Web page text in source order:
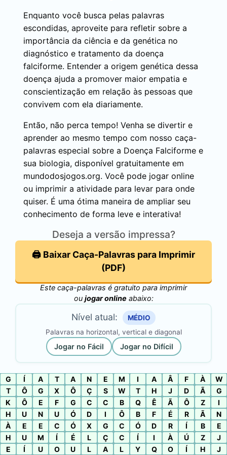
Enquanto você busca pelas palavras
escondidas, aproveite para refletir sobre a
importância da ciência e da genética no
diagnóstico e tratamento da doença
falciforme. Entender a origem genética dessa
doença ajuda a promover maior empatia e
conscientização em relação às pessoas que
convivem com ela diariamente.
Então, não perca tempo! Venha se divertir e
aprender ao mesmo tempo com nosso caça-
palavras especial sobre a Doença Falciforme e
sua biologia, disponível gratuitamente em
mundodosjogos.org. Você pode jogar online
ou imprimir a atividade para levar para onde
quiser. É uma ótima maneira de ampliar seu
conhecimento de forma leve e interativa!
Deseja a versão impressa?
🖨️ Baixar Caça-Palavras para Imprimir
(PDF)
Este caça-palavras é gratuito para imprimir
ou jogar online abaixo:
Nível atual:
MÉDIO
Palavras na horizontal, vertical e diagonal
Jogar no Fácil Jogar no Difícil
G Í A T A N E M I A Â F À
W
T
Ô G X Ô Ç S W T H J D Ã
G
K
Ô E F G C C B Q Ê Ã Ô Z
I
H
U N U Ó D I Ô B F É R Ã
N
À
E E C Ó X G C Ó D R Í B
E
H
U M Í É L Ç C Í I À Ú Z
J
E
Í U O U L A L Y Q O Í H
J